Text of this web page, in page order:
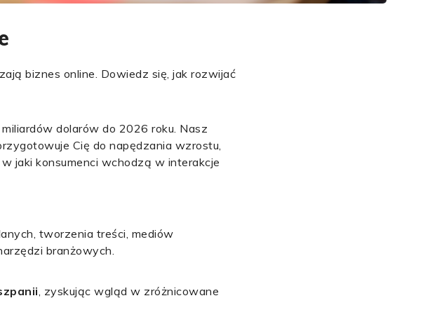
biznes online. Dowiedz się, jak rozwijać
dolarów do 2026 roku. Nasz
Cię do napędzania wzrostu,
jaki konsumenci wchodzą w interakcje
tworzenia treści, mediów
branżowych.
, zyskując wgląd w zróżnicowane